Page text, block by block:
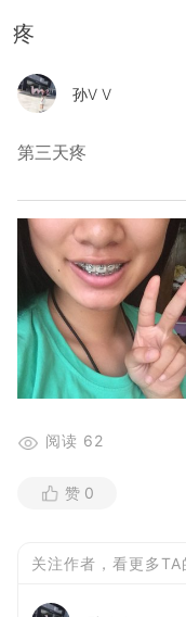
疼
孙V V
第三天疼
阅读 62
赞 0
关注作者，看更多TA